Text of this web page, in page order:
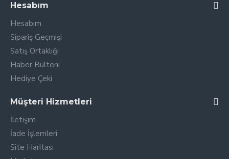
Hesabım
Hesabım
Sipariş Geçmişi
Satış Ortaklığı
Haber Bülteni
Hediye Çeki
Müşteri Hizmetleri
İletişim
İade İşlemleri
Site Haritası